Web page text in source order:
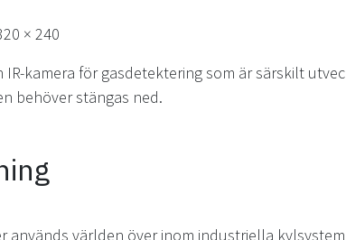
× 240
IR-kamera för gasdetektering som är särskilt
behöver stängas ned.
används världen över inom industriella